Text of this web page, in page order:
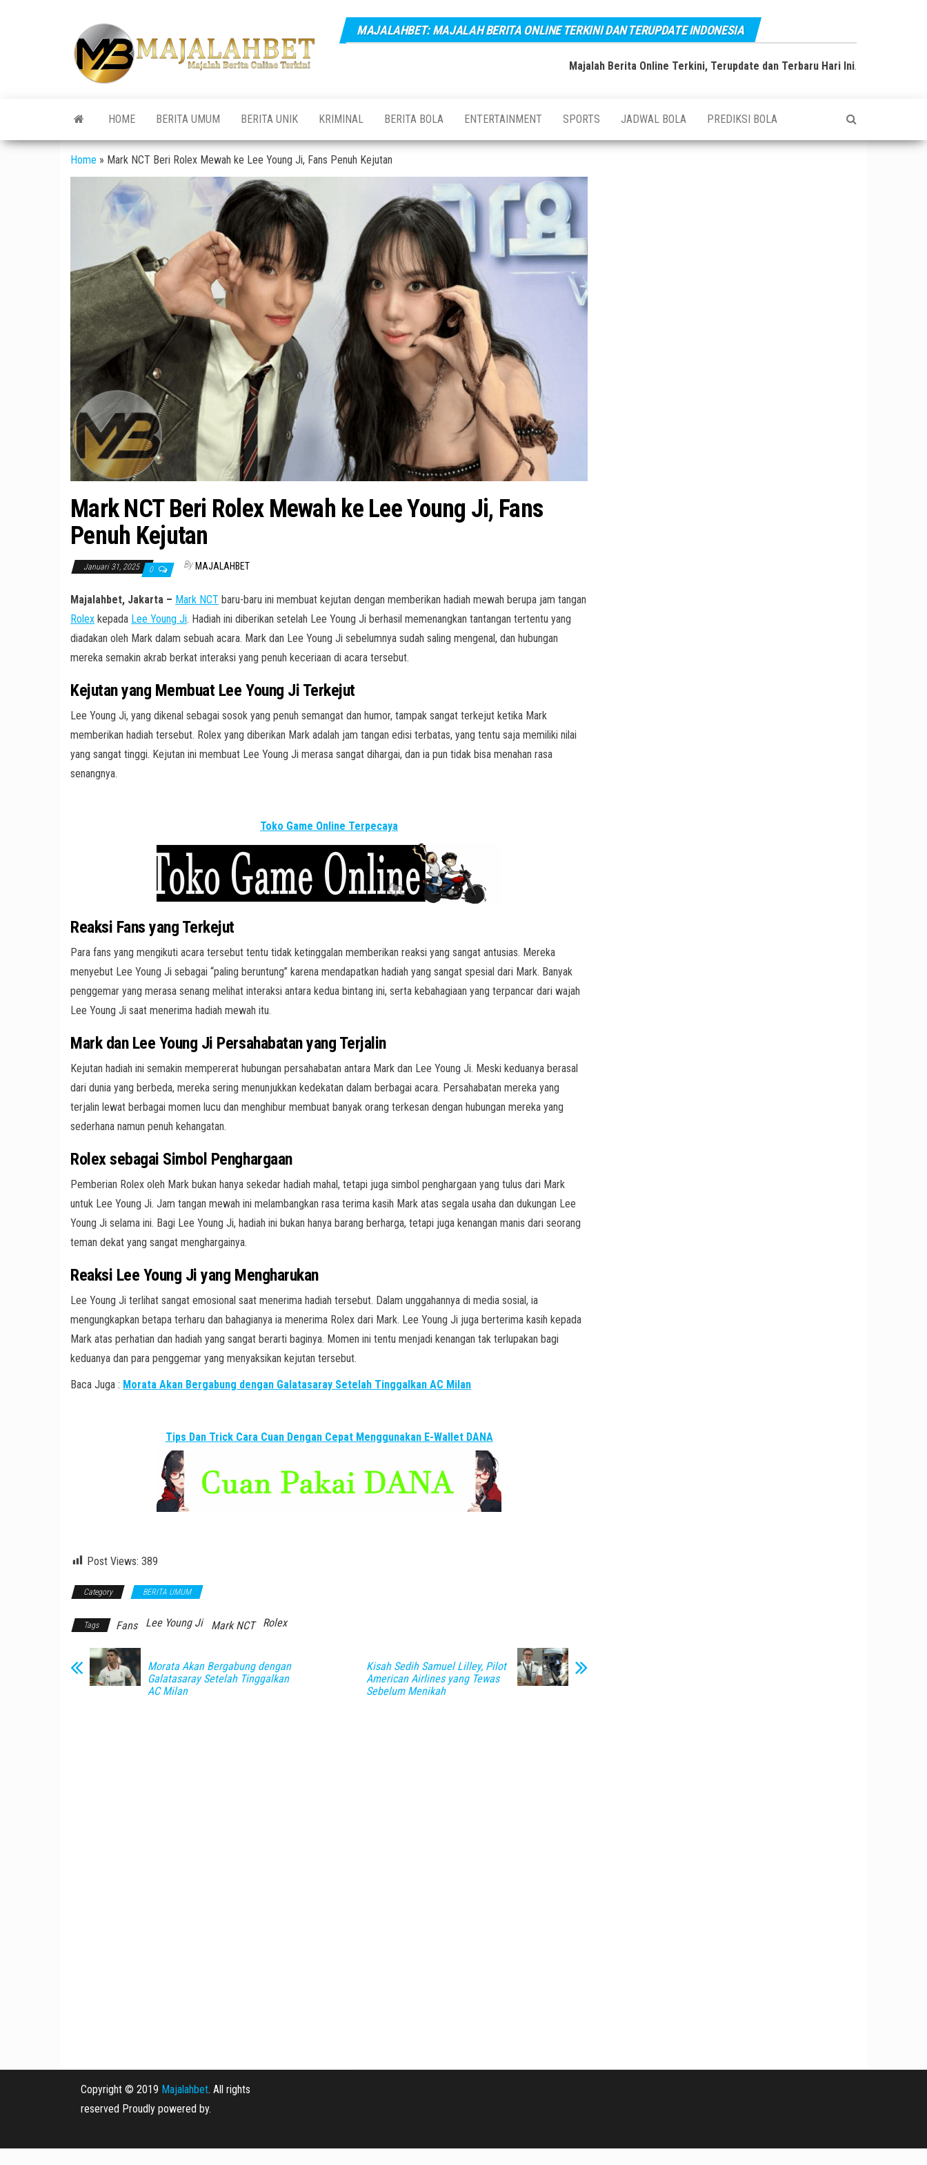
Majalahbet:
Terkini dan
Terupdate
Indonesia
Majalah
Hari Ini
MAJALAHBET: MAJALAH BERITA ONLINE TERKINI DAN TERUPDATE INDONESIA
Majalah Berita Online Terkini, Terupdate dan Terbaru Hari Ini.
HOME BERITA UMUM BERITA UNIK KRIMINAL BERITA BOLA ENTERTAINMENT SPORTS JADWAL BOLA PREDIKSI BOLA
Home » Mark NCT Beri Rolex Mewah ke Lee Young Ji, Fans Penuh Kejutan
Mark NCT Beri Rolex Mewah ke Lee Young Ji, Fans
Penuh Kejutan
Januari 31, 2025 0 By MAJALAHBET
Majalahbet, Jakarta – Mark NCT baru-baru ini membuat kejutan dengan memberikan hadiah mewah berupa jam tangan
Rolex kepada Lee Young Ji. Hadiah ini diberikan setelah Lee Young Ji berhasil memenangkan tantangan tertentu yang
diadakan oleh Mark dalam sebuah acara. Mark dan Lee Young Ji sebelumnya sudah saling mengenal, dan hubungan
mereka semakin akrab berkat interaksi yang penuh keceriaan di acara tersebut.
Kejutan yang Membuat Lee Young Ji Terkejut
Lee Young Ji, yang dikenal sebagai sosok yang penuh semangat dan humor, tampak sangat terkejut ketika Mark
memberikan hadiah tersebut. Rolex yang diberikan Mark adalah jam tangan edisi terbatas, yang tentu saja memiliki nilai
yang sangat tinggi. Kejutan ini membuat Lee Young Ji merasa sangat dihargai, dan ia pun tidak bisa menahan rasa
senangnya.
Toko Game Online Terpecaya
Reaksi Fans yang Terkejut
Para fans yang mengikuti acara tersebut tentu tidak ketinggalan memberikan reaksi yang sangat antusias. Mereka
menyebut Lee Young Ji sebagai “paling beruntung” karena mendapatkan hadiah yang sangat spesial dari Mark. Banyak
penggemar yang merasa senang melihat interaksi antara kedua bintang ini, serta kebahagiaan yang terpancar dari wajah
Lee Young Ji saat menerima hadiah mewah itu.
Mark dan Lee Young Ji Persahabatan yang Terjalin
Kejutan hadiah ini semakin mempererat hubungan persahabatan antara Mark dan Lee Young Ji. Meski keduanya berasal
dari dunia yang berbeda, mereka sering menunjukkan kedekatan dalam berbagai acara. Persahabatan mereka yang
terjalin lewat berbagai momen lucu dan menghibur membuat banyak orang terkesan dengan hubungan mereka yang
sederhana namun penuh kehangatan.
Rolex sebagai Simbol Penghargaan
Pemberian Rolex oleh Mark bukan hanya sekedar hadiah mahal, tetapi juga simbol penghargaan yang tulus dari Mark
untuk Lee Young Ji. Jam tangan mewah ini melambangkan rasa terima kasih Mark atas segala usaha dan dukungan Lee
Young Ji selama ini. Bagi Lee Young Ji, hadiah ini bukan hanya barang berharga, tetapi juga kenangan manis dari seorang
teman dekat yang sangat menghargainya.
Reaksi Lee Young Ji yang Mengharukan
Lee Young Ji terlihat sangat emosional saat menerima hadiah tersebut. Dalam unggahannya di media sosial, ia
mengungkapkan betapa terharu dan bahagianya ia menerima Rolex dari Mark. Lee Young Ji juga berterima kasih kepada
Mark atas perhatian dan hadiah yang sangat berarti baginya. Momen ini tentu menjadi kenangan tak terlupakan bagi
keduanya dan para penggemar yang menyaksikan kejutan tersebut.
Baca Juga : Morata Akan Bergabung dengan Galatasaray Setelah Tinggalkan AC Milan
Tips Dan Trick Cara Cuan Dengan Cepat Menggunakan E-Wallet DANA
Post Views: 389
Category BERITA UMUM
Tags Fans Lee Young Ji Mark NCT Rolex
Morata Akan Bergabung dengan
Galatasaray Setelah Tinggalkan
AC Milan
Kisah Sedih Samuel Lilley, Pilot
American Airlines yang Tewas
Sebelum Menikah
Copyright © 2019 Majalahbet. All rights
reserved Proudly powered by.